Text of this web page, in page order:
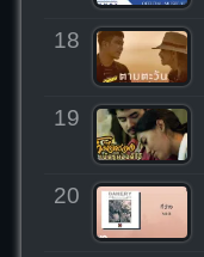
18
19
20